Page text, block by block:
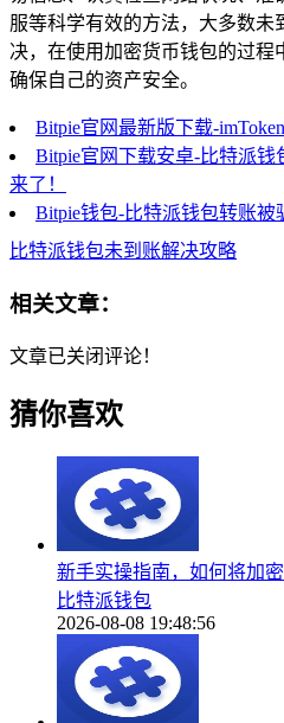
服等科学有效的方法，大多数
决，在使用加密货币钱包的过程
确保自己的资产安全。
Bitpie官网最新版下载-
Bitpie官网下载安卓-比特派
来了！
Bitpie钱包-比特派钱包转账
比特派钱包未到账解决攻略
相关文章：
文章已关闭评论！
猜你喜欢
新手实操指南，如何将加
比特派钱包
2026-08-08 19:48:56